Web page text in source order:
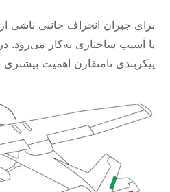
برای جبران انحراف جانبی ناشی
یا آسیب ساختاری به‌کار می‌رود. در
پیکربندی نامتقارن اهمیت بیشتری